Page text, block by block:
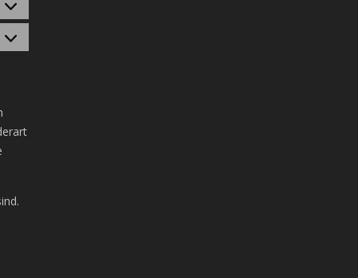
Statistiken
Marketing